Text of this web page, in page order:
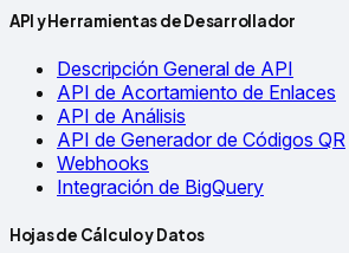
API y Herramientas de Desarrollador
Descripción General de API
API de Acortamiento de Enlaces
API de Análisis
API de Generador de Códigos QR
Webhooks
Integración de BigQuery
Hojas de Cálculo y Datos